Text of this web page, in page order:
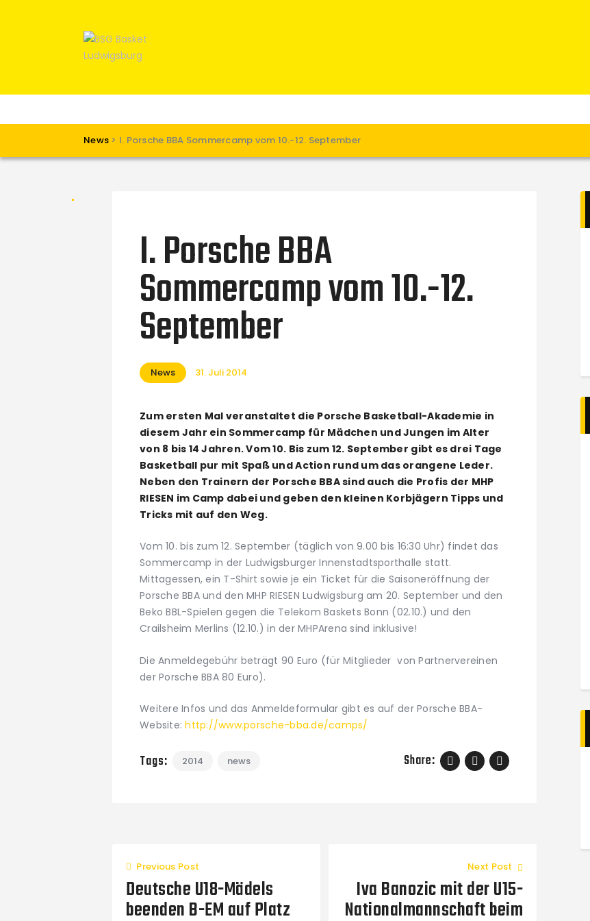
News > I. Porsche BBA Sommercamp vom 10.-12. September
Spielbetrieb
I. Porsche BBA
Sommercamp vom 10.-12.
September
News 31. Juli 2014
Zum ersten Mal veranstaltet die Porsche Basketball-Akademie in
diesem Jahr ein Sommercamp für Mädchen und Jungen im Alter
von 8 bis 14 Jahren. Vom 10. Bis zum 12. September gibt es drei Tage
Basketball pur mit Spaß und Action rund um das orangene Leder.
Neben den Trainern der Porsche BBA sind auch die Profis der MHP
RIESEN im Camp dabei und geben den kleinen Korbjägern Tipps und
Tricks mit auf den Weg.
Vom 10. bis zum 12. September (täglich von 9.00 bis 16:30 Uhr) findet das
Sommercamp in der Ludwigsburger Innenstadtsporthalle statt.
Mittagessen, ein T-Shirt sowie je ein Ticket für die Saisoneröffnung der
Porsche BBA und den MHP RIESEN Ludwigsburg am 20. September und den
Beko BBL-Spielen gegen die Telekom Baskets Bonn (02.10.) und den
Crailsheim Merlins (12.10.) in der MHPArena sind inklusive!
Die Anmeldegebühr beträgt 90 Euro (für Mitglieder von Partnervereinen
der Porsche BBA 80 Euro).
Weitere Infos und das Anmeldeformular gibt es auf der Porsche BBA-
Website:http://www.porsche-bba.de/camps/
Tags: 2014 news Share:
Previous Post
Deutsche U18-Mädels
beenden B-EM auf Platz
Next Post
Iva Banozic mit der U15-
Nationalmannschaft beim